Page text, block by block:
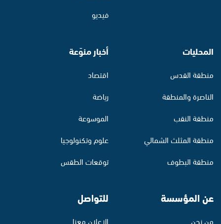
فيديو
المحليات
منطقة القدس
الناصرة والمنطقة
منطقة النقب
منطقة المثلث الشمالي
منطقة البطوف
أخبار منوّعة
اقتصاد
رياضة
الموسوعة
علوم وتكنولوجيا
توقعات الطقس
عن المؤسسة
من نحن
للتواصل
الإعلان معنا